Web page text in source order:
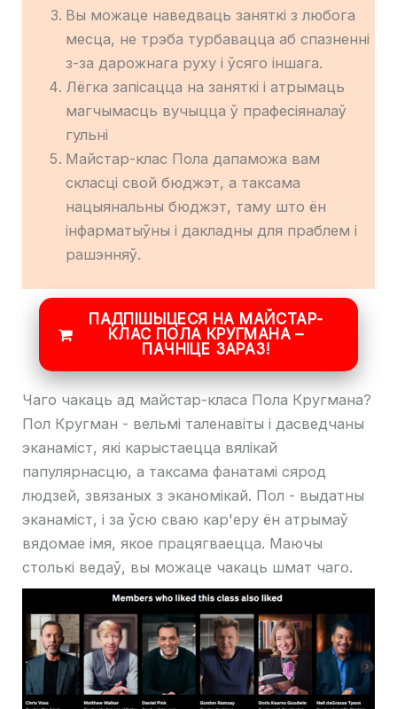
Вы можаце наведваць заняткі з любога
месца, не трэба турбавацца аб спазненні
з-за дарожнага руху і ўсяго іншага.
Лёгка запісацца на заняткі і атрымаць
магчымасць вучыцца ў прафесіяналаў
гульні
Майстар-клас Пола дапаможа вам
скласці свой бюджэт, а таксама
нацыянальны бюджэт, таму што ён
інфарматыўны і дакладны для праблем і
рашэнняў.
ПАДПІШЫЦЕСЯ НА МАЙСТАР-
КЛАС ПОЛА КРУГМАНА –
ПАЧНІЦЕ ЗАРАЗ!
Чаго чакаць ад майстар-класа Пола Кругмана?
Пол Кругман - вельмі таленавіты і дасведчаны
эканаміст, які карыстаецца вялікай
папулярнасцю, а таксама фанатамі сярод
людзей, звязаных з эканомікай. Пол - выдатны
эканаміст, і за ўсю сваю кар'еру ён атрымаў
вядомае імя, якое працягваецца. Маючы
столькі ведаў, вы можаце чакаць шмат чаго.